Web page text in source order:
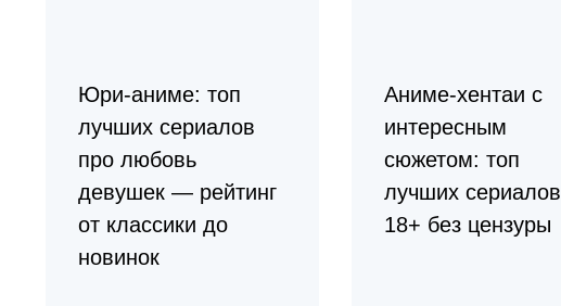
Юри-аниме: топ
лучших сериалов
про любовь
девушек — рейтинг
от классики до
новинок
Аниме-хентаи с
интересным
сюжетом: топ
лучших сериалов
18+ без цензуры